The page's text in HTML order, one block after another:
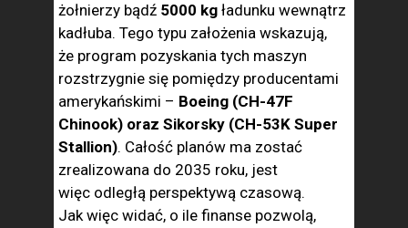
żołnierzy bądź 5000 kg ładunku wewnątrz
kadłuba. Tego typu założenia wskazują,
że program pozyskania tych maszyn
rozstrzygnie się pomiędzy producentami
amerykańskimi – Boeing (CH-47F
Chinook) oraz Sikorsky (CH-53K Super
Stallion). Całość planów ma zostać
zrealizowana do 2035 roku, jest
więc odległą perspektywą czasową.
Jak więc widać, o ile finanse pozwolą,